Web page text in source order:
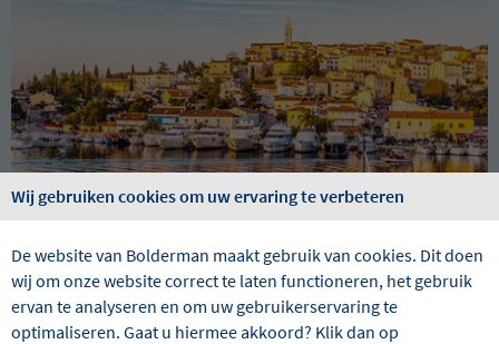
Bolderman.nl: de beste kwaliteit
tegen de beste prijs!
Wij gebruiken cookies om uw ervaring te verbeteren
De website van Bolderman maakt gebruik van cookies. Dit doen
wij om onze website correct te laten functioneren, het gebruik
ervan te analyseren en om uw gebruikerservaring te
optimaliseren. Gaat u hiermee akkoord? Klik dan op